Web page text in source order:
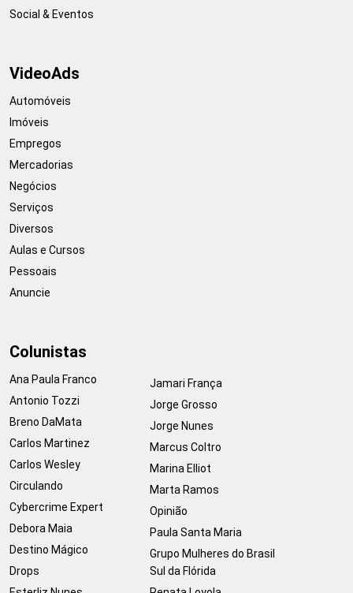
Social & Eventos
VideoAds
Automóveis
Imóveis
Empregos
Mercadorias
Negócios
Serviços
Diversos
Aulas e Cursos
Pessoais
Anuncie
Colunistas
Ana Paula Franco
Antonio Tozzi
Breno DaMata
Carlos Martinez
Carlos Wesley
Circulando
Cybercrime Expert
Debora Maia
Destino Mágico
Drops
Jamari França
Jorge Grosso
Jorge Nunes
Marcus Coltro
Marina Elliot
Marta Ramos
Opinião
Paula Santa Maria
Grupo Mulheres do Brasil
Sul da Flórida